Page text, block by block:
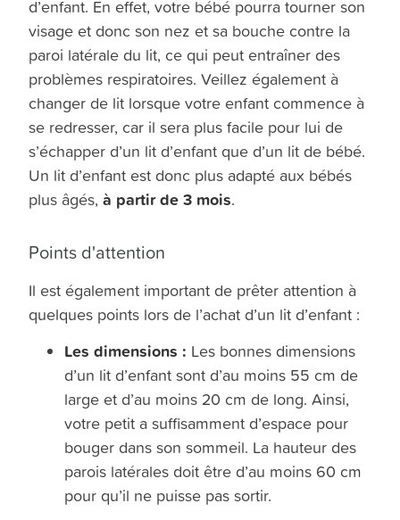
d’enfant. En effet, votre bébé pourra tourner son
visage et donc son nez et sa bouche contre la
paroi latérale du lit, ce qui peut entraîner des
problèmes respiratoires. Veillez également à
changer de lit lorsque votre enfant commence à
se redresser, car il sera plus facile pour lui de
s’échapper d’un lit d’enfant que d’un lit de bébé.
Un lit d’enfant est donc plus adapté aux bébés
plus âgés,à partir de 3 mois.
Points d'attention
Il est également important de prêter attention à
quelques points lors de l’achat d’un lit d’enfant :
Les dimensions : Les bonnes dimensions
d’un lit d’enfant sont d’au moins 55 cm de
large et d’au moins 20 cm de long. Ainsi,
votre petit a suffisamment d’espace pour
bouger dans son sommeil. La hauteur des
parois latérales doit être d’au moins 60 cm
pour qu’il ne puisse pas sortir.